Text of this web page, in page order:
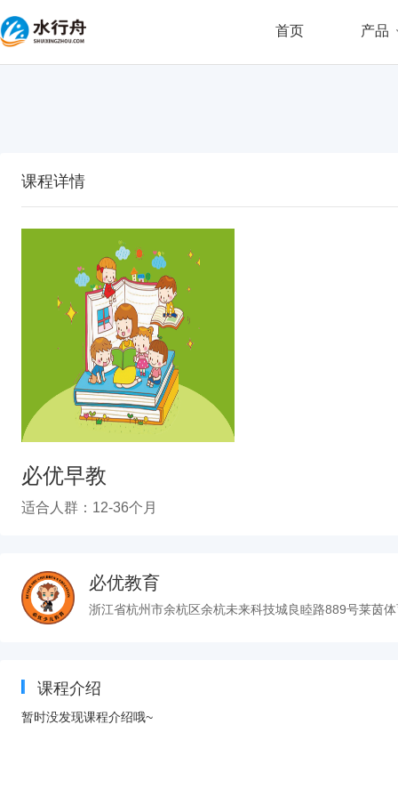
首页 产品
课程详情
必优早教
适合人群：12-36个月
必优教育
浙江省杭州市余杭区余杭未来科技城良睦路889号莱茵
课程介绍
暂时没发现课程介绍哦~